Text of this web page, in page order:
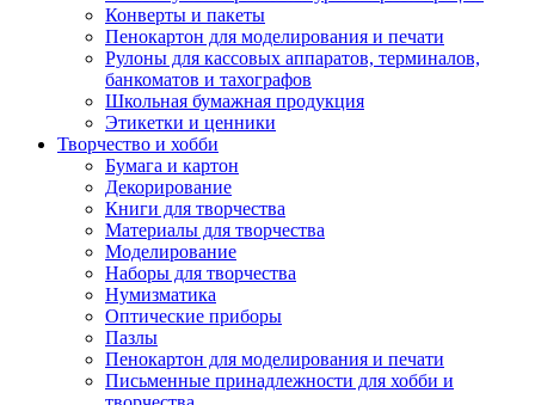
Конверты и пакеты
Пенокартон для моделирования и печати
Рулоны для кассовых аппаратов, терминалов,
банкоматов и тахографов
Школьная бумажная продукция
Этикетки и ценники
Творчество и хобби
Бумага и картон
Декорирование
Книги для творчества
Материалы для творчества
Моделирование
Наборы для творчества
Нумизматика
Оптические приборы
Пазлы
Пенокартон для моделирования и печати
Письменные принадлежности для хобби и